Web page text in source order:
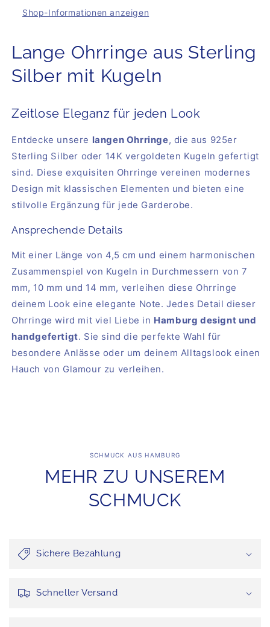
Shop-Informationen anzeigen
Lange Ohrringe aus Sterling
Silber mit Kugeln
Zeitlose Eleganz für jeden Look
Entdecke unsere langen Ohrringe, die aus 925er
Sterling Silber oder 14K vergoldeten Kugeln gefertigt
sind. Diese exquisiten Ohrringe vereinen modernes
Design mit klassischen Elementen und bieten eine
stilvolle Ergänzung für jede Garderobe.
Ansprechende Details
Mit einer Länge von 4,5 cm und einem harmonischen
Zusammenspiel von Kugeln in Durchmessern von 7
mm, 10 mm und 14 mm, verleihen diese Ohrringe
deinem Look eine elegante Note. Jedes Detail dieser
Ohrringe wird mit viel Liebe in Hamburg designt und
handgefertigt. Sie sind die perfekte Wahl für
besondere Anlässe oder um deinem Alltagslook einen
Hauch von Glamour zu verleihen.
SCHMUCK AUS HAMBURG
MEHR ZU UNSEREM
SCHMUCK
Sichere Bezahlung
Schneller Versand